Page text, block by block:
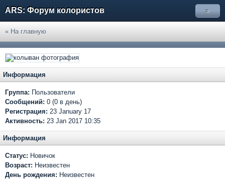
ARS: Форум колористов »
« На главную
Информация
Группа: Пользователи
Сообщений: 0 (0 в день)
Регистрация: 23 January 17
Активность: 23 Jan 2017 10:35
Информация
Статус: Новичок
Возраст: Неизвестен
День рождения: Неизвестен